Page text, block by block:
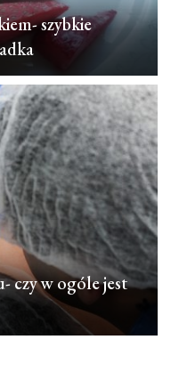
szybkie
czy w ogóle jest